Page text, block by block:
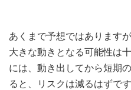
あくまで予想ではあります
大きな動きとなる可能性は
には、動き出してから短期
ると、リスクは減るはずです